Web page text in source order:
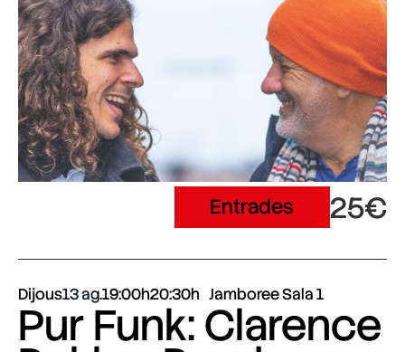
Entrades 25€
Dijous13 ag.19:00h20:30h Jamboree Sala 1
Pur Funk: Clarence